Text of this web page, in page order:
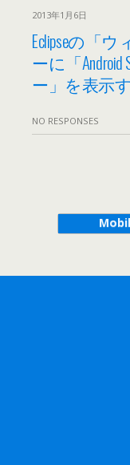
2013年1月6日
Eclipseの「
ーに「
ー」を表示
NO RESPONSES